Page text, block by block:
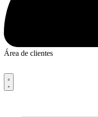
Área de clientes